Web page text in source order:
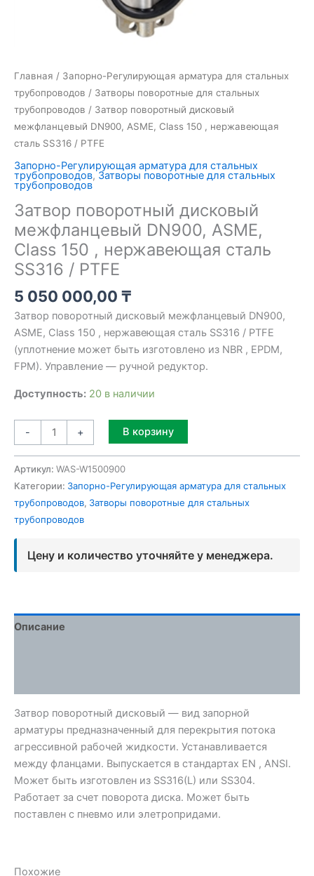
Главная / Запорно-Регулирующая арматура для стальных
трубопроводов / Затворы поворотные для стальных
трубопроводов / Затвор поворотный дисковый
межфланцевый DN900, ASME, Class 150 , нержавеющая
сталь SS316 / PTFE
Запорно-Регулирующая арматура для стальных
трубопроводов, Затворы поворотные для стальных
трубопроводов
Затвор поворотный дисковый
межфланцевый DN900, ASME,
Class 150 , нержавеющая сталь
SS316 / PTFE
5 050 000,00 ₸
Затвор поворотный дисковый межфланцевый DN900,
ASME, Class 150 , нержавеющая сталь SS316 / PTFE
(уплотнение может быть изготовлено из NBR , EPDM,
FPM). Управление — ручной редуктор.
Доступность: 20 в наличии
- + В корзину
Артикул: WAS-W1500900
Категории: Запорно-Регулирующая арматура для стальных
трубопроводов, Затворы поворотные для стальных
трубопроводов
Цену и количество уточняйте у менеджера.
Описание
Затвор поворотный дисковый — вид запорной
арматуры предназначенный для перекрытия потока
агрессивной рабочей жидкости. Устанавливается
между фланцами. Выпускается в стандартах EN , ANSI.
Может быть изготовлен из SS316(L) или SS304.
Работает за счет поворота диска. Может быть
поставлен с пневмо или элетропридами.
Похожие